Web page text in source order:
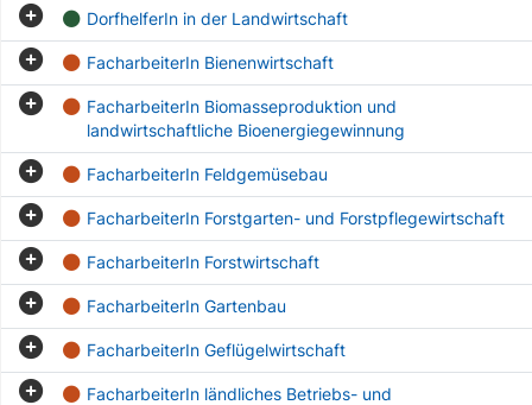
DorfhelferIn in der Landwirtschaft
FacharbeiterIn Bienenwirtschaft
FacharbeiterIn Biomasseproduktion und
landwirtschaftliche Bioenergiegewinnung
FacharbeiterIn Feldgemüsebau
FacharbeiterIn Forstgarten- und Forstpflegewirtschaft
FacharbeiterIn Forstwirtschaft
FacharbeiterIn Gartenbau
FacharbeiterIn Geflügelwirtschaft
FacharbeiterIn ländliches Betriebs- und